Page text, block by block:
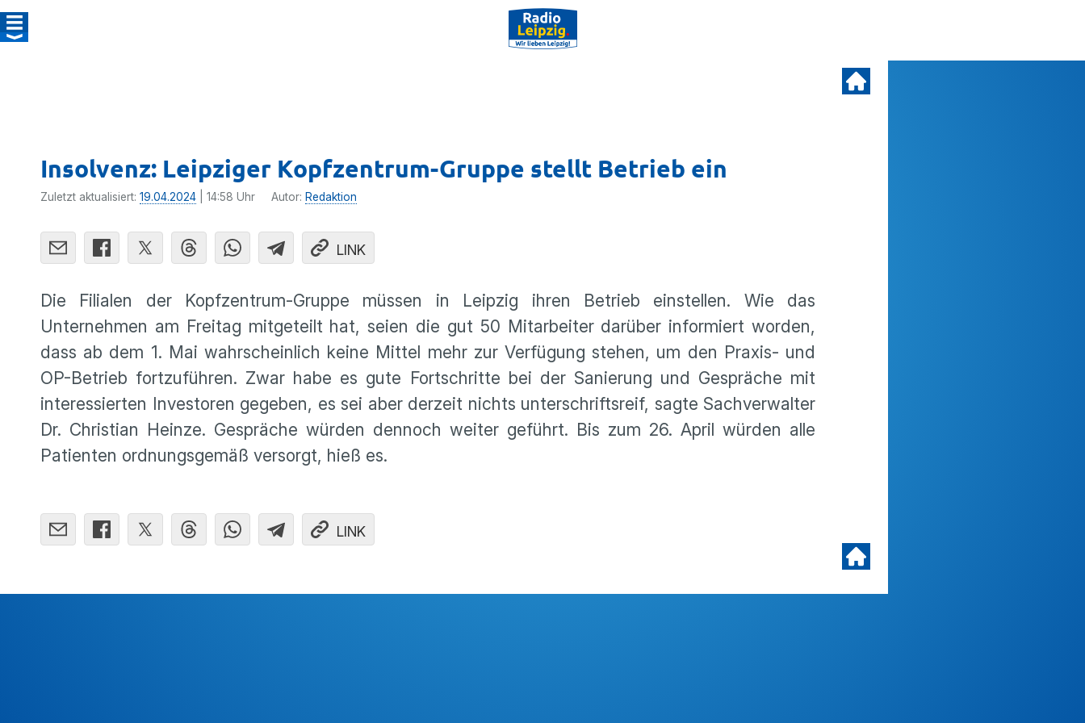
Insolvenz: Leipziger Kopfzentrum-Gruppe stellt Betrieb ein
Zuletzt aktualisiert: 19.04.2024 | 14:58 Uhr Autor: Redaktion
LINK
Die Filialen der Kopfzentrum-Gruppe müssen in Leipzig ihren Betrieb einstellen. Wie das
Unternehmen am Freitag mitgeteilt hat, seien die gut 50 Mitarbeiter darüber informiert worden,
dass ab dem 1. Mai wahrscheinlich keine Mittel mehr zur Verfügung stehen, um den Praxis- und
OP-Betrieb fortzuführen. Zwar habe es gute Fortschritte bei der Sanierung und Gespräche mit
interessierten Investoren gegeben, es sei aber derzeit nichts unterschriftsreif, sagte Sachverwalter
Dr. Christian Heinze. Gespräche würden dennoch weiter geführt. Bis zum 26. April würden alle
Patienten ordnungsgemäß versorgt, hieß es.
LINK